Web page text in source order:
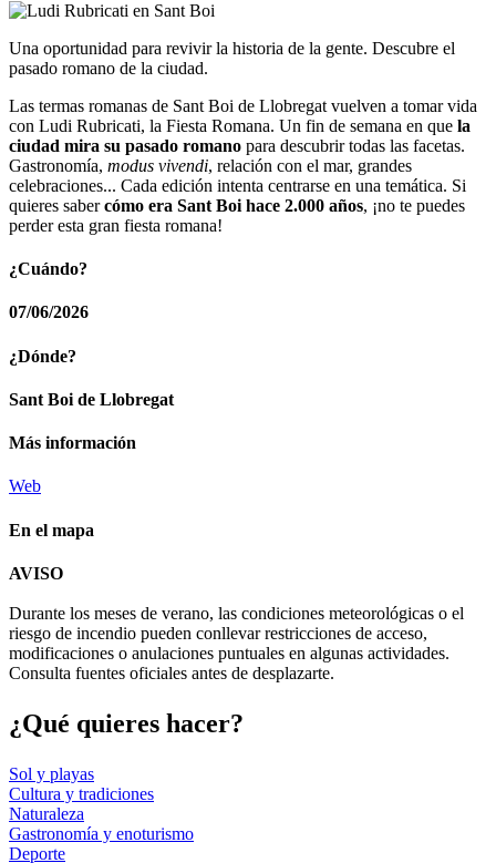
Una oportunidad para revivir la historia de la gente. Descubre el
pasado romano de la ciudad.
Las termas romanas de Sant Boi de Llobregat vuelven a tomar vida
con Ludi Rubricati, la Fiesta Romana. Un fin de semana en que la
ciudad mira su pasado romano para descubrir todas las facetas.
Gastronomía, modus vivendi, relación con el mar, grandes
celebraciones... Cada edición intenta centrarse en una temática. Si
quieres sabercómo era Sant Boi hace 2.000 años, ¡no te puedes
perder esta gran fiesta romana!
¿Cuándo?
07/06/2026
¿Dónde?
Sant Boi de Llobregat
Más información
Web
En el mapa
−
AVISO
Durante los meses de verano, las condiciones meteorológicas o el
riesgo de incendio pueden conllevar restricciones de acceso,
modificaciones o anulaciones puntuales en algunas actividades.
Consulta fuentes oficiales antes de desplazarte.
¿Qué quieres hacer?
Sol y playas
Cultura y tradiciones
Naturaleza
Gastronomía y enoturismo
Deporte